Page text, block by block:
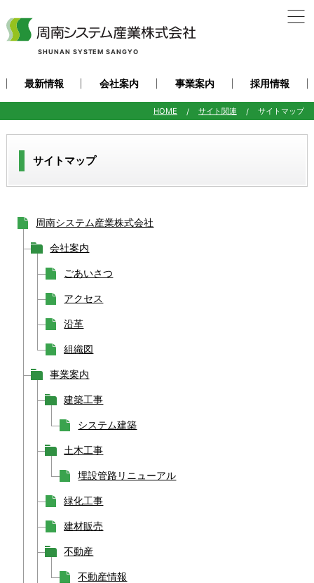
SHUNAN SYSTEM SANGYO
最新情報 会社案内 事業案内 採用情報
HOME サイト関連 サイトマップ
サイトマップ
周南システム産業株式会社
会社案内
ごあいさつ
アクセス
沿革
組織図
事業案内
建築工事
システム建築
土木工事
埋設管路リニューアル
緑化工事
建材販売
不動産
不動産情報